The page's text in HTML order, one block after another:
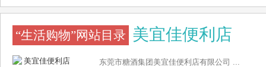
“生活购物”网站目录 美宜佳便利店
东莞市糖酒集团美宜佳便利店有限公司 ...